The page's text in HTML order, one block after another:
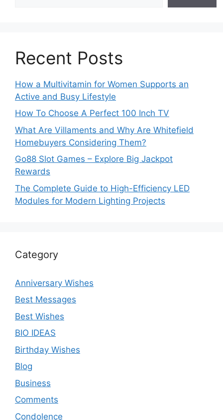
Recent Posts
How a Multivitamin for Women Supports an
Active and Busy Lifestyle
How To Choose A Perfect 100 Inch TV
What Are Villaments and Why Are Whitefield
Homebuyers Considering Them?
Go88 Slot Games – Explore Big Jackpot
Rewards
The Complete Guide to High-Efficiency LED
Modules for Modern Lighting Projects
Category
Anniversary Wishes
Best Messages
Best Wishes
BIO IDEAS
Birthday Wishes
Blog
Business
Comments
Condolence